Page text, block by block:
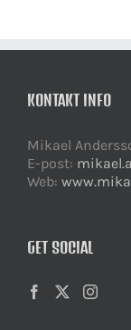
KONTAKT INFO
Mikael
E-post:
Web:
GET SOCIAL